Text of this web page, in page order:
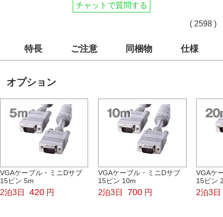
チャットで質問する
( 2598 )
特長 ご注意 同梱物 仕様
オプション
VGAケーブル・ミニDサブ
15ピン 5m
2泊3日 420 円
VGAケーブル・ミニDサブ
15ピン 10m
2泊3日 700 円
VGAケ
15ピン
2泊3日